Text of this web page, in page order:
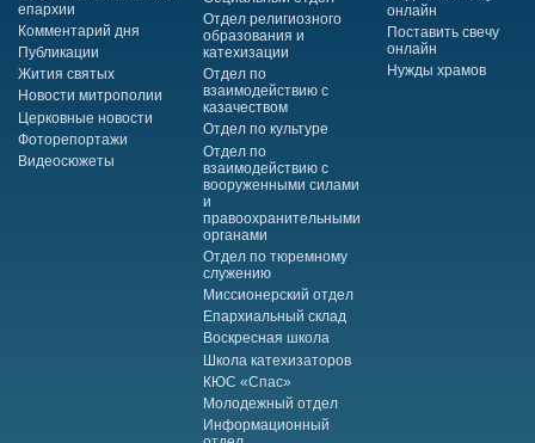
епархии
Комментарий дня
Публикации
Жития святых
Новости митрополии
Церковные новости
Фоторепортажи
Видеосюжеты
Отдел религиозного
образования и
катехизации
Отдел по
взаимодействию с
казачеством
Отдел по культуре
Отдел по
взаимодействию с
вооруженными силами
и
правоохранительными
органами
Отдел по тюремному
служению
Миссионерский отдел
Епархиальный склад
Воскресная школа
Школа катехизаторов
КЮС «Спас»
Молодежный отдел
Информационный
онлайн
Поставить свечу
онлайн
Нужды храмов